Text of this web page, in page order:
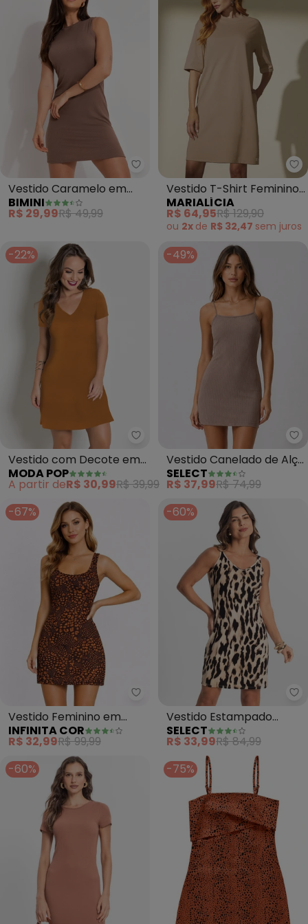
Bimini - Vestido Caramelo em
Vestido Caramelo em
Canelado
BIMINI
R$ 29,99R$ 49,99
Vestido T-Shirt Feminino
Comfy (Marrom)
MARIALÍCIA
R$ 64,95R$ 129,90
ou 2x de R$ 32,47 sem juros
-22%
Moda Pop - Vestido com
Vestido com Decote em
V (Caramelo)
MODA POP
A partir deR$ 30,99R$ 39,99
-49%
Vestido Canelado de Alça
(Marrom)
SELECT
R$ 37,99R$ 74,99
-67%
Infinita Cor - Vestido Feminino
Vestido Feminino em
Viscotorcion (Marrom)
INFINITA COR
R$ 32,99R$ 99,99
-60%
Vestido Estampado
(Marrom)
SELECT
R$ 33,99R$ 84,99
-60%
-75%